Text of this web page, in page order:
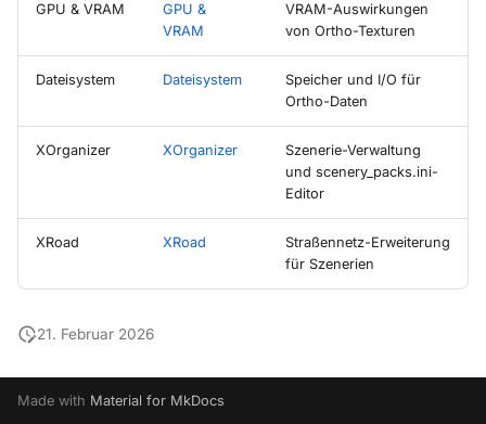
GPU & VRAM
GPU &
VRAM
VRAM-Auswirkungen
von Ortho-Texturen
Dateisystem Dateisystem
Speicher und I/O für
Ortho-Daten
XOrganizer XOrganizer
Szenerie-Verwaltung
und scenery_packs.ini-
Editor
XRoad XRoad
Straßennetz-Erweiterung
für Szenerien
21. Februar 2026
Made with Material for MkDocs